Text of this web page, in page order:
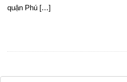
quận Phú […]